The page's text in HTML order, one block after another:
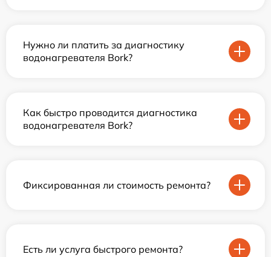
Нужно ли платить за диагностику
водонагревателя Bork?
Как быстро проводится диагностика
водонагревателя Bork?
Фиксированная ли стоимость ремонта?
Есть ли услуга быстрого ремонта?